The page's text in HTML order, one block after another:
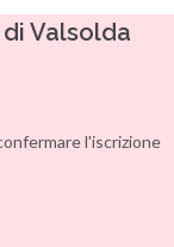
Valsolda
l'iscrizione